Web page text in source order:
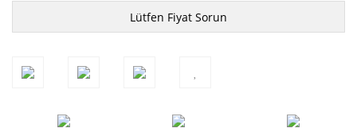
Lütfen Fiyat Sorun